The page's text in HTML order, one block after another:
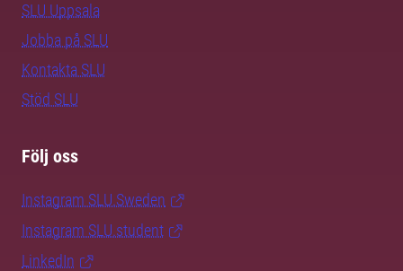
SLU Uppsala
Jobba på SLU
Kontakta SLU
Stöd SLU
Följ oss
Instagram SLU.Sweden
Instagram SLU.student
LinkedIn